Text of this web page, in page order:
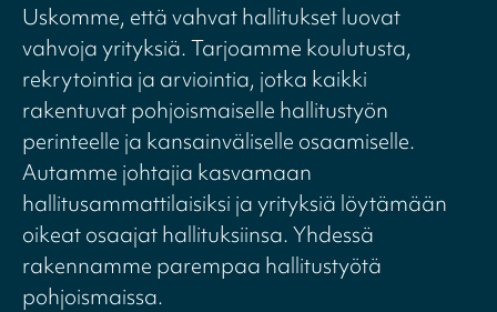
Uskomme, että vahvat hallitukset luovat
vahvoja yrityksiä. Tarjoamme koulutusta,
rekrytointia ja arviointia, jotka kaikki
rakentuvat pohjoismaiselle hallitustyön
perinteelle ja kansainväliselle osaamiselle.
Autamme johtajia kasvamaan
hallitusammattilaisiksi ja yrityksiä löytämään
oikeat osaajat hallituksiinsa. Yhdessä
rakennamme parempaa hallitustyötä
pohjoismaissa.